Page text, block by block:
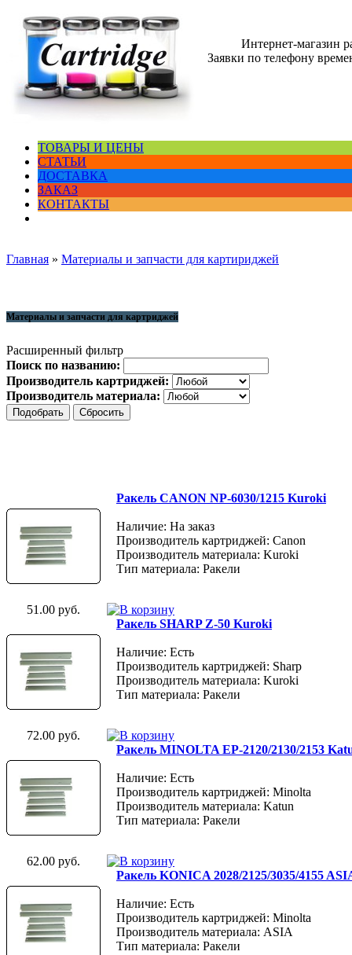
Интернет-магазин
Заявки по телефону
ТОВАРЫ И ЦЕНЫ
СТАТЬИ
ДОСТАВКА
ЗАКАЗ
КОНТАКТЫ
Главная » Материалы и запчасти для картириджей
Материалы и запчасти для картриджей
Расширенный фильтр
Поиск по названию:
Производитель картриджей:
Производитель материала:
Ракель CANON NP-6030/1215 Kuroki
Наличие: На заказ
Производитель картриджей: Canon
Производитель материала: Kuroki
Тип материала: Ракели
51.00 руб.
Ракель SHARP Z-50 Kuroki
Наличие: Есть
Производитель картриджей: Sharp
Производитель материала: Kuroki
Тип материала: Ракели
72.00 руб.
Ракель MINOLTA EP-2120/2130/2153
Наличие: Есть
Производитель картриджей: Minolta
Производитель материала: Katun
Тип материала: Ракели
62.00 руб.
Ракель KONICA 2028/2125/3035/4155
Наличие: Есть
Производитель картриджей: Minolta
Производитель материала: ASIA
Тип материала: Ракели